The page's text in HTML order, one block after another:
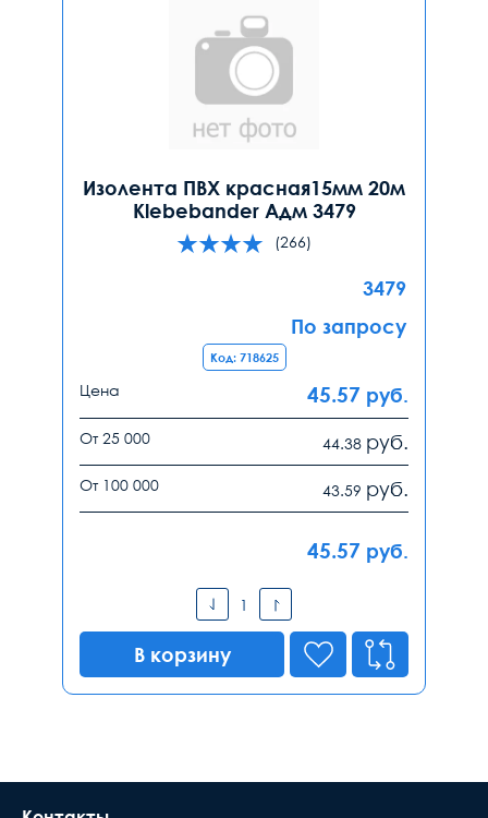
Изолента ПВХ красная15мм 20м
Klebebander Адм 3479
(266)
3479
По запросу
Код: 718625
Цена 45.57 руб.
От 25 000 44.38 руб.
От 100 000 43.59 руб.
45.57 руб.
В корзину